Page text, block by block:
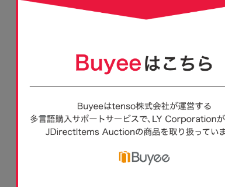
ャオパニック】スエード
ポンチ イージーパンツ・
3,990円
ュ チャオパニック